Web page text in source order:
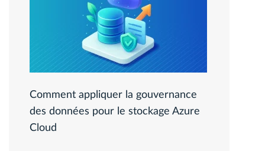
Comment appliquer la gouvernance
des données pour le stockage Azure
Cloud